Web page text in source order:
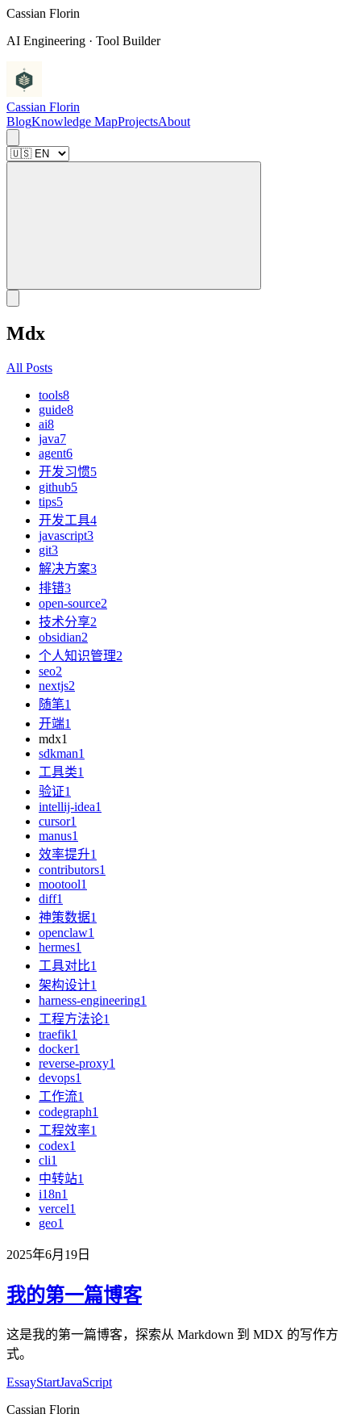
Cassian Florin
AI Engineering · Tool Builder
Cassian Florin
BlogKnowledge MapProjectsAbout
Mdx
All Posts
tools8
guide8
ai8
java7
agent6
开发习惯5
github5
tips5
开发工具4
javascript3
git3
解决方案3
排错3
open-source2
技术分享2
obsidian2
个人知识管理2
seo2
nextjs2
随笔1
开端1
mdx1
sdkman1
工具类1
验证1
intellij-idea1
cursor1
manus1
效率提升1
contributors1
mootool1
diff1
神策数据1
openclaw1
hermes1
工具对比1
架构设计1
harness-engineering1
工程方法论1
traefik1
docker1
reverse-proxy1
devops1
工作流1
codegraph1
工程效率1
codex1
cli1
中转站1
i18n1
vercel1
geo1
2025年6月19日
我的第一篇博客
这是我的第一篇博客，探索从 Markdown 到 MDX 的写作方
式。
EssayStartJavaScript
Cassian Florin